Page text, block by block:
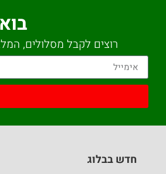
רוצים לקבל מסלולים,
חדש בבלוג